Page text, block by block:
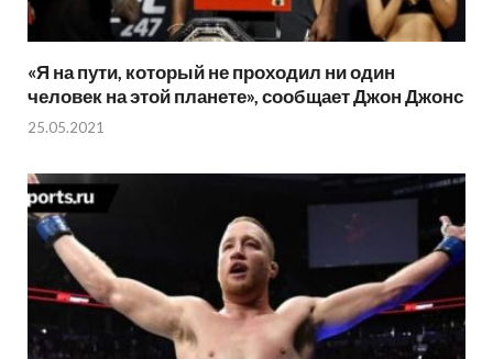
«Я на пути, который не проходил ни один
человек на этой планете», сообщает Джон Джонс
25.05.2021